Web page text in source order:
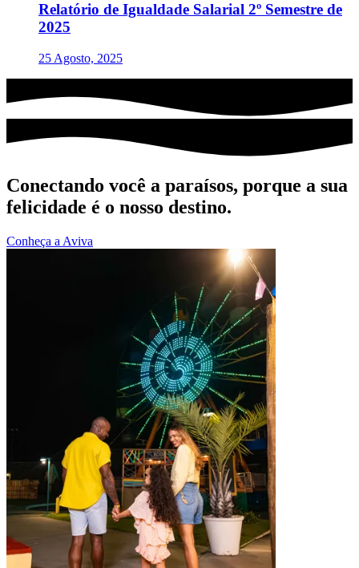
Relatório de Igualdade Salarial 2º Semestre de
2025
25 Agosto, 2025
Conectando você a paraísos, porque a sua
felicidade é o nosso destino.
Conheça a Aviva